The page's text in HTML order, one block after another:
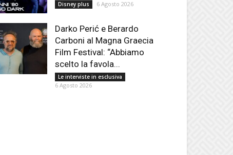
Disney plus 6 Agosto 2026
Darko Perić e Berardo
Carboni al Magna Graecia
Film Festival: “Abbiamo
scelto la favola...
Le interviste in esclusiva
6 Agosto 2026